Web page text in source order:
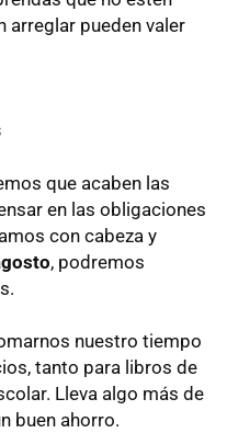
arreglar pueden valer
que acaben las
en las obligaciones
con cabeza y
, podremos
nuestro tiempo
tanto para libros de
Lleva algo más de
buen ahorro.